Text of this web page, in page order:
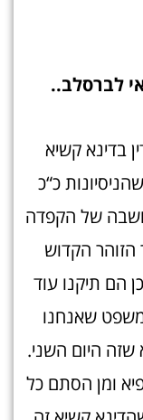
לברסלב..
בדינא קשיא
כ“כ
של הקפדה
הזוהר הקדוש
הם תיקנו עוד
שאנחנו
שזה היום השני.
ומן הסתם כל